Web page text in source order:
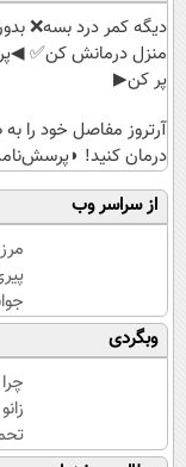
دیگه کمر درد بسه❌
منزل درمانش کن✅
پر کن▶
آرتروز مفاصل خود را
درمان کنید!
از سراسر وب
کرم
وبگردی